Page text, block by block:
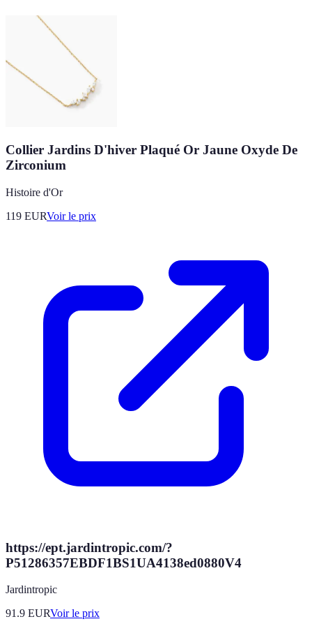
Collier Jardins D'hiver Plaqué Or Jaune Oxyde De
Zirconium
Histoire d'Or
119 EURVoir le prix
https://ept.jardintropic.com/?
P51286357EBDF1BS1UA4138ed0880V4
Jardintropic
91.9 EURVoir le prix